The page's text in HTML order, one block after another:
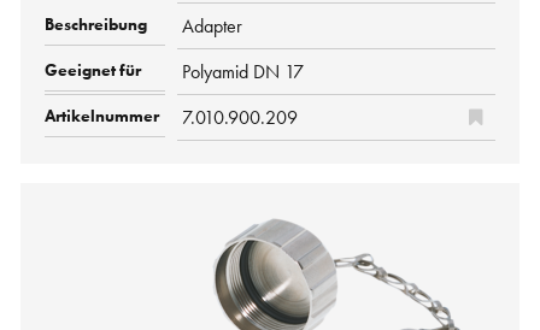
Adapter
Polyamid DN 17
7.010.900.209